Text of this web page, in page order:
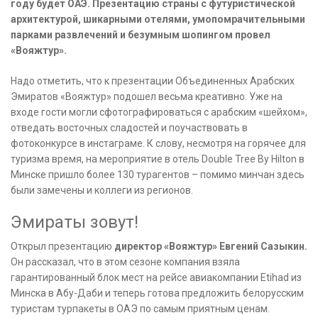
году будет ОАЭ. Презентацию страны с футуристической
архитектурой, шикарными отелями, умопомрачительными
парками развлечений и безумным шопингом провел
«Вояжтур».
Надо отметить, что к презентации Объединенных Арабских
Эмиратов «Вояжтур» подошел весьма креативно. Уже на
входе гости могли сфотографироваться с арабским «шейхом»,
отведать восточных сладостей и поучаствовать в
фотоконкурсе в инстаграме. К слову, несмотря на горячее для
туризма время, на мероприятие в отель Double Tree By Hilton в
Минске пришло более 130 турагентов – помимо минчан здесь
были замечены и коллеги из регионов.
Эмираты зовут!
Открыл презентацию директор «Вояжтур» Евгений Сазыкин.
Он рассказал, что в этом сезоне компания взяла
гарантированный блок мест на рейсе авиакомпании Etihad из
Минска в Абу-Даби и теперь готова предложить белорусским
туристам турпакеты в ОАЭ по самым приятным ценам.